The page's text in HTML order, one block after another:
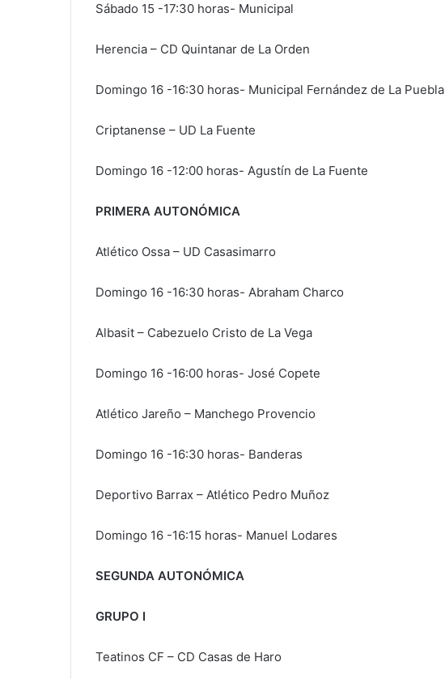
Sábado 15 -17:30 horas- Municipal
Herencia – CD Quintanar de La Orden
Domingo 16 -16:30 horas- Municipal Fernández de La Puebla
Criptanense – UD La Fuente
Domingo 16 -12:00 horas- Agustín de La Fuente
PRIMERA AUTONÓMICA
Atlético Ossa – UD Casasimarro
Domingo 16 -16:30 horas- Abraham Charco
Albasit – Cabezuelo Cristo de La Vega
Domingo 16 -16:00 horas- José Copete
Atlético Jareño – Manchego Provencio
Domingo 16 -16:30 horas- Banderas
Deportivo Barrax – Atlético Pedro Muñoz
Domingo 16 -16:15 horas- Manuel Lodares
SEGUNDA AUTONÓMICA
GRUPO I
Teatinos CF – CD Casas de Haro